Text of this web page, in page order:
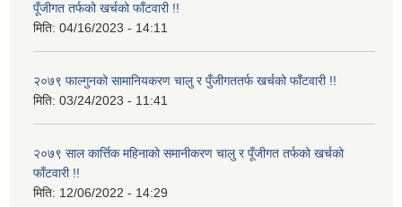
पूँजीगत तर्फको खर्चको फाँटवारी !!
मिति: 04/16/2023 - 14:11
२०७९ फाल्गुनको सामानियकरण चालु र पुँजीगततर्फ खर्चको फाँटवारी !!
मिति: 03/24/2023 - 11:41
२०७९ साल कार्त्तिक महिनाको समानीकरण चालु र पूँजीगत तर्फको खर्चको
फाँटवारी !!
मिति: 12/06/2022 - 14:29